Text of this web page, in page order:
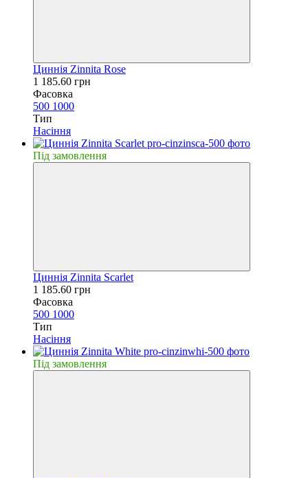
Циннiя Zinnita Rose
1 185.60 грн
Фасовка
500 1000
Тип
Насiння
Пiд замовлення
Циннiя Zinnita Scarlet
1 185.60 грн
Фасовка
500 1000
Тип
Насiння
Пiд замовлення